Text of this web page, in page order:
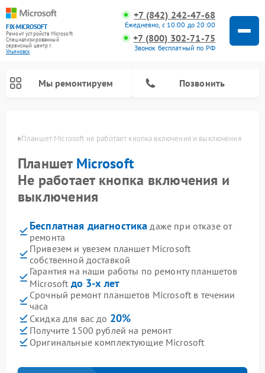
FIX-MICROSOFT
Ремонт устройств Microsoft
Специализированный
cервисный центр г.
Ульяновск
+7 (842) 242-47-68
Ежедневно, с 10:00 до 20:00
+7 (800) 302-71-75
Звонок бесплатный по РФ
Мы ремонтируем Позвонить
Планшет Microsoft не работает кнопка включения и выключения
Планшет Microsoft
Не работает кнопка включения и
выключения
Бесплатная диагностика даже при отказе от
ремонта
Привезем и увезем планшет Microsoft
собственной доставкой
Гарантия на наши работы по ремонту планшетов
Microsoft до 3-х лет
Срочный ремонт планшетов Microsoft в течении
часа
Скидка для вас до 20%
Получите 1500 рублей на ремонт
Оригинальные комплектующие Microsoft